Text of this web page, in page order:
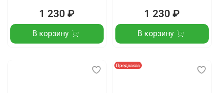
1 230 ₽
В корзину
1 230 ₽
В корзину
Предзаказ